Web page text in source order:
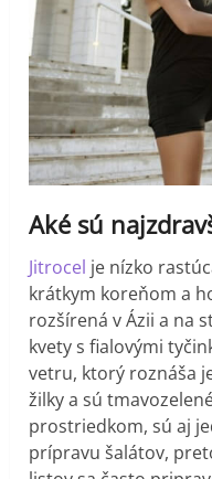
Aké sú
Jitrocel je nízko
krátkym koreňom a
rozšírená v Ázii a na
kvety s fialovými
vetru, ktorý roznáša
žilky a sú
prostriedkom, sú aj
prípravu šalátov,